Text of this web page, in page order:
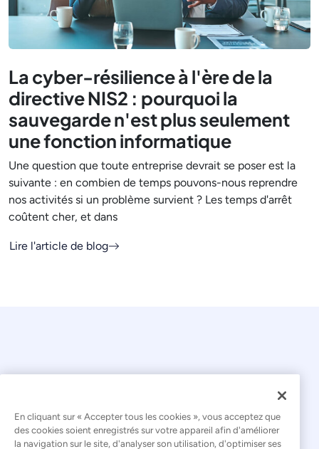
La cyber-résilience à l'ère de la
directive NIS2 : pourquoi la
sauvegarde n'est plus seulement
une fonction informatique
Une question que toute entreprise devrait se poser est la
suivante : en combien de temps pouvons-nous reprendre
nos activités si un problème survient ? Les temps d'arrêt
coûtent cher, et dans
Lire l'article de blog
© 2026 Kaseya. Tous droits réservés.
Français
En cliquant sur « Accepter tous les cookies », vous acceptez que
des cookies soient enregistrés sur votre appareil afin d'améliorer
la navigation sur le site, d'analyser son utilisation, d'optimiser ses